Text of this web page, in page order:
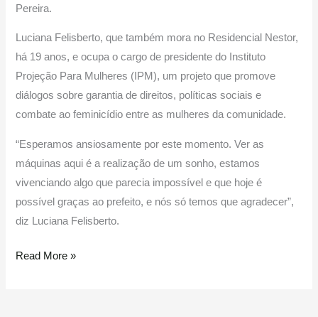
Pereira.
Luciana Felisberto, que também mora no Residencial Nestor,
há 19 anos, e ocupa o cargo de presidente do Instituto
Projeção Para Mulheres (IPM), um projeto que promove
diálogos sobre garantia de direitos, políticas sociais e
combate ao feminicídio entre as mulheres da comunidade.
“Esperamos ansiosamente por este momento. Ver as
máquinas aqui é a realização de um sonho, estamos
vivenciando algo que parecia impossível e que hoje é
possível graças ao prefeito, e nós só temos que agradecer”,
diz Luciana Felisberto.
Read More »